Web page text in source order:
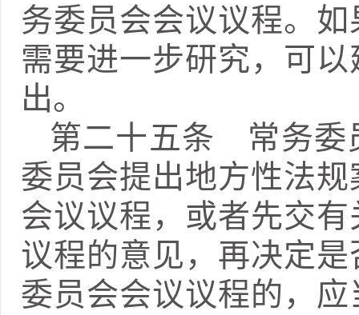
务委员会会议议程。
需要进一步研究，可
出。
第二十五条 常务委
委员会提出地方性法
会议议程，或者先交
议程的意见，再决定
委员会会议议程的，